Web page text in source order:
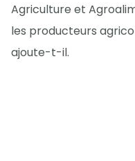
Agriculture et
les producteurs
ajoute-t-il.